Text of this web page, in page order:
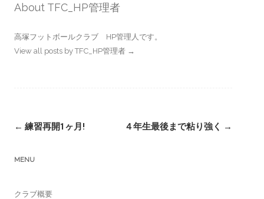
About TFC_HP管理者
高塚フットボールクラブ HP管理人です。
View all posts by TFC_HP管理者 →
Post
← 練習再開1ヶ月! ４年生最後まで粘り強く →
MENU
クラブ概要